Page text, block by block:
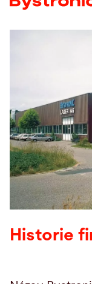
Společnost
Hledat
Spojené státy · Czech
Historie